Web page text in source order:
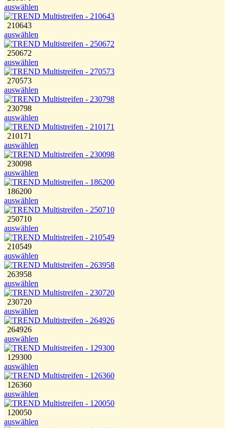
auswählen
210643
auswählen
250672
auswählen
270573
auswählen
230798
auswählen
210171
auswählen
230098
auswählen
186200
auswählen
250710
auswählen
210549
auswählen
263958
auswählen
230720
auswählen
264926
auswählen
129300
auswählen
126360
auswählen
120050
auswählen